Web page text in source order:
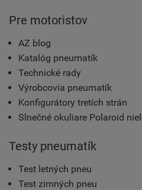
Pre motoristov
AZ blog
Katalóg pneumatík
Technické rady
Výrobcovia pneumatík
Konfigurátory tretích strán
Slnečné okuliare Polaroid
Testy pneumatík
Test letných pneu
Test zimných pneu